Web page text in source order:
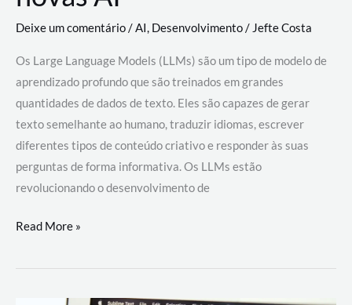
Deixe um comentário/AI, Desenvolvimento/ Jefte Costa
Os Large Language Models (LLMs) são um tipo de modelo de
aprendizado profundo que são treinados em grandes
quantidades de dados de texto. Eles são capazes de gerar
texto semelhante ao humano, traduzir idiomas, escrever
diferentes tipos de conteúdo criativo e responder às suas
perguntas de forma informativa. Os LLMs estão
revolucionando o desenvolvimento de
Large
Models
Read More »